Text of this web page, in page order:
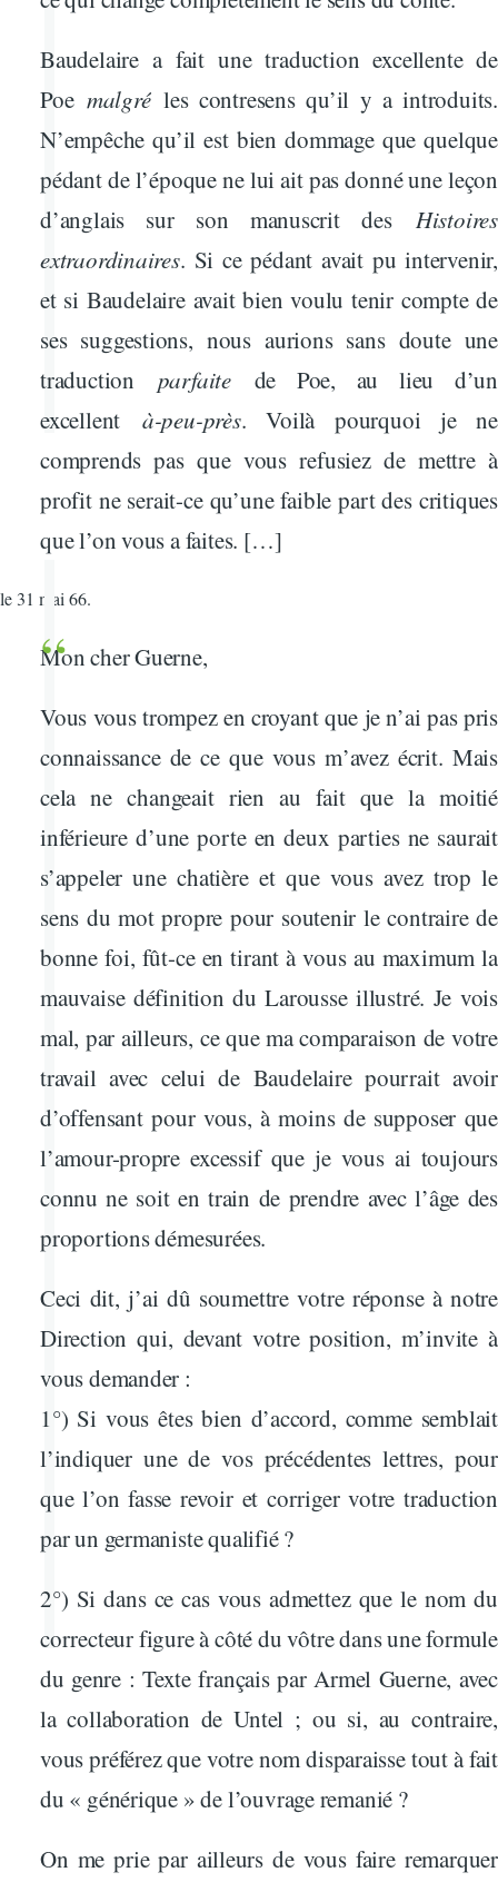
Baudelaire a fait une traduction excellente de
Poe malgréles contresens qu’il y a introduits.
N’empêche qu’il est bien dommage que quelque
pédant de l’époque ne lui ait pas donné une leçon
d’anglais sur son manuscrit des Histoires
extraordinaires. Si ce pédant avait pu intervenir,
et si Baudelaire avait bien voulu tenir compte de
ses suggestions, nous aurions sans doute une
traduction parfaitede Poe, au lieu d’un
excellent à-peu-près. Voilà pourquoi je ne
comprends pas que vous refusiez de mettre à
profit ne serait-ce qu’une faible part des critiques
que l’on vous a faites. […]
le 31 mai 66.
Mon cher Guerne,
Vous vous trompez en croyant que je n’ai pas pris
connaissance de ce que vous m’avez écrit. Mais
cela ne changeait rien au fait que la moitié
inférieure d’une porte en deux parties ne saurait
s’appeler une chatière et que vous avez trop le
sens du mot propre pour soutenir le contraire de
bonne foi, fût-ce en tirant à vous au maximum la
mauvaise définition du Larousse illustré. Je vois
mal, par ailleurs, ce que ma comparaison de votre
travail avec celui de Baudelaire pourrait avoir
d’offensant pour vous, à moins de supposer que
l’amour-propre excessif que je vous ai toujours
connu ne soit en train de prendre avec l’âge des
proportions démesurées.
Ceci dit, j’ai dû soumettre votre réponse à notre
Direction qui, devant votre position, m’invite à
vous demander :
1°) Si vous êtes bien d’accord, comme semblait
l’indiquer une de vos précédentes lettres, pour
que l’on fasse revoir et corriger votre traduction
par un germaniste qualifié ?
2°) Si dans ce cas vous admettez que le nom du
correcteur figure à côté du vôtre dans une formule
du genre : Texte français par Armel Guerne, avec
la collaboration de Untel ; ou si, au contraire,
vous préférez que votre nom disparaisse tout à fait
du « générique » de l’ouvrage remanié ?
On me prie par ailleurs de vous faire remarquer